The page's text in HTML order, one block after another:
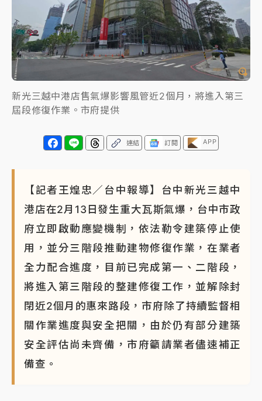
水觀浪恐重罰失血
白海豚瘦身！中部以北防劇烈降水 本周天氣展望「多
雨不穩定」
新光三越中港店售氣爆影響風管近2個月，將進入第三
屆段修復作業。市府提供
連結 訂閱 APP
【記者王煌忠／台中報導】台中新光三越中
港店在2月13日發生重大瓦斯氣爆，台中市政
府立即啟動應變機制，依法勒令建築停止使
用，並分三階段推動建物修復作業，在業者
全力配合進度，目前已完成第一、二階段，
將進入第三階段的整建修復工作，並解除封
閉近2個月的惠來路段，市府除了持續監督相
關作業進度與安全把關，由於仍有部分建築
安全評估尚未齊備，市府籲請業者儘速補正
備查。